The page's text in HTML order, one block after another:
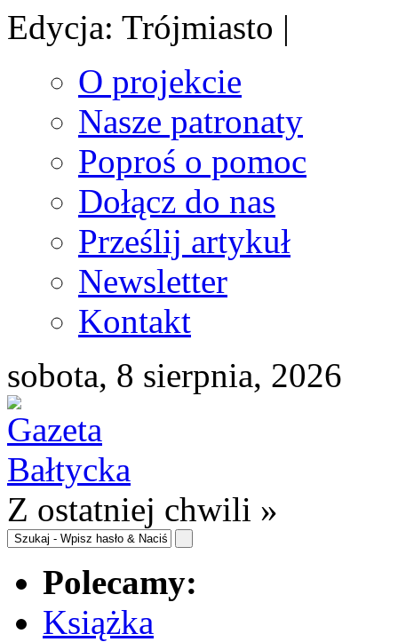
Edycja: Trójmiasto |
O projekcie
Nasze patronaty
Poproś o pomoc
Dołącz do nas
Prześlij artykuł
Newsletter
Kontakt
sobota, 8 sierpnia, 2026
Z ostatniej chwili »
Polecamy:
Książka